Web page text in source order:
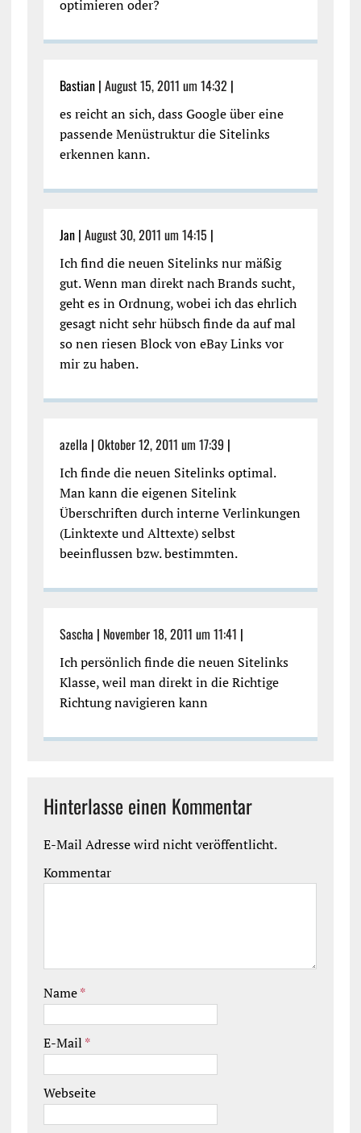
optimieren oder?
Bastian | August 15, 2011 um 14:32 |
es reicht an sich, dass Google über eine
passende Menüstruktur die Sitelinks
erkennen kann.
Jan | August 30, 2011 um 14:15 |
Ich find die neuen Sitelinks nur mäßig
gut. Wenn man direkt nach Brands sucht,
geht es in Ordnung, wobei ich das ehrlich
gesagt nicht sehr hübsch finde da auf mal
so nen riesen Block von eBay Links vor
mir zu haben.
azella | Oktober 12, 2011 um 17:39|
Ich finde die neuen Sitelinks optimal.
Man kann die eigenen Sitelink
Überschriften durch interne Verlinkungen
(Linktexte und Alttexte) selbst
beeinflussen bzw. bestimmten.
Sascha | November 18, 2011 um 11:41 |
Ich persönlich finde die neuen Sitelinks
Klasse, weil man direkt in die Richtige
Richtung navigieren kann
Hinterlasse einen Kommentar
E-Mail Adresse wird nicht veröffentlicht.
Kommentar
Name*
E-Mail *
Webseite